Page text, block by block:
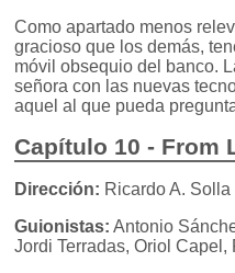
Como apartado menos
gracioso que los demás,
móvil obsequio del banco.
señora con las nuevas
aquel al que pueda
Capítulo 10 - From
Dirección: Ricardo A. Solla
Guionistas: Antonio
Jordi Terradas, Oriol Capel,